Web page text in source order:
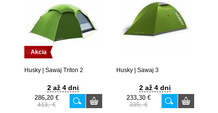
Akcia
Husky | Sawaj Triton 2
2 až 4 dni
286,20 €
413,- €
Husky | Sawaj 3
2 až 4 dni
233,30 €
339,- €